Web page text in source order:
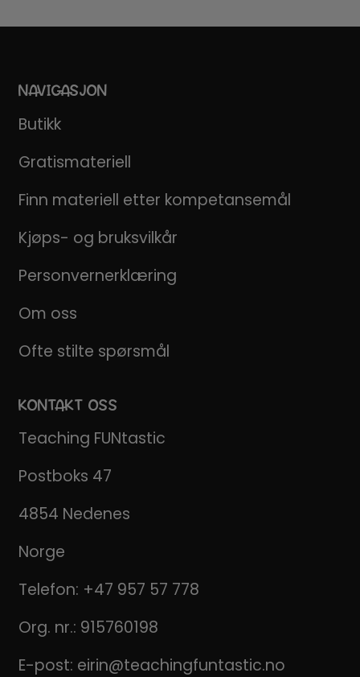
NAVIGASJON
Butikk
Gratismateriell
Finn materiell etter kompetansemål
Kjøps- og bruksvilkår
Personvernerklæring
Om oss
Ofte stilte spørsmål
KONTAKT OSS
Teaching FUNtastic
Postboks 47
4854 Nedenes
Norge
Telefon: +47 957 57 778
Org. nr.: 915760198
E-post: eirin@teachingfuntastic.no